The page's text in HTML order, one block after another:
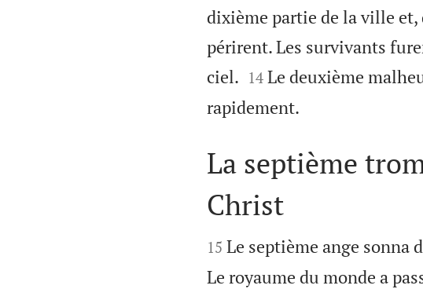
dixième partie de la ville
périrent. Les survivants
ciel.
14 Le deuxième
rapidement.

La septième
Christ

15 Le septième ange sonna
Le royaume du monde a